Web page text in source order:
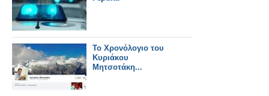
Το Χρονόλογιο του
Κυριάκου
Μητσοτάκη...